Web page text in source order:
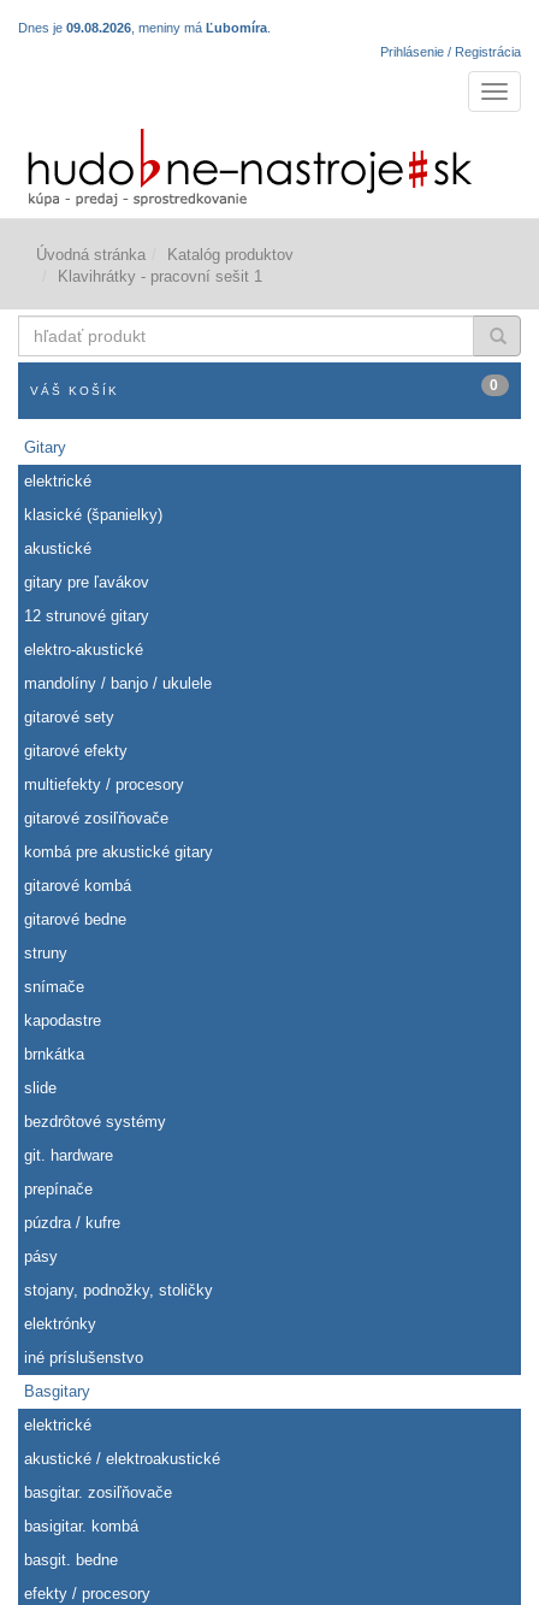
Dnes je 09.08.2026 , meniny má Ľubomíra
Prihlásenie / Registrácia
Úvodná stránka
Katalóg produktov
Klavihrátky - pracovní sešit 1
produkt
VÁŠ KOŠÍK 0
Gitary
elektrické
klasické (španielky)
akustické
gitary pre ľavákov
12 strunové gitary
elektro-akustické
mandolíny / banjo / ukulele
gitarové sety
gitarové efekty
multiefekty / procesory
gitarové zosiľňovače
kombá pre akustické gitary
gitarové kombá
gitarové bedne
struny
snímače
kapodastre
brnkátka
slide
bezdrôtové systémy
git. hardware
prepínače
púzdra / kufre
pásy
stojany, podnožky, stoličky
elektrónky
iné príslušenstvo
Basgitary
elektrické
akustické / elektroakustické
basgitar. zosiľňovače
basigitar. kombá
basgit. bedne
efekty / procesory